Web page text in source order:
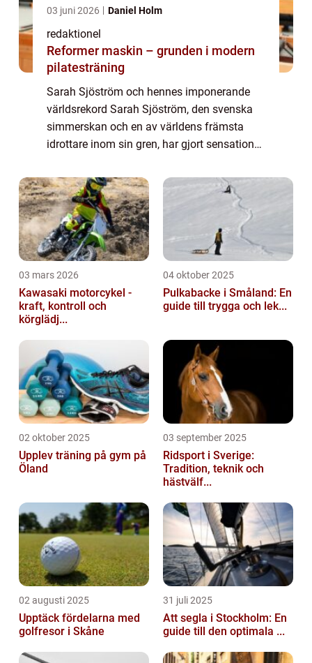
03 juni 2026 Daniel Holm
redaktionel
Reformer maskin – grunden i modern
pilatesträning
Sarah Sjöström och hennes imponerande
världsrekord Sarah Sjöström, den svenska
simmerskan och en av världens främsta
idrottare inom sin gren, har gjort sensation
cementerat hennes plats som en av de mest
...
03 mars 2026
Kawasaki motorcykel -
kraft, kontroll och
körglädj...
04 oktober 2025
Pulkabacke i Småland: En
guide till trygga och lek...
02 oktober 2025
Upplev träning på gym på
Öland
03 september 2025
Ridsport i Sverige:
Tradition, teknik och
hästvälf...
02 augusti 2025
Upptäck fördelarna med
golfresor i Skåne
31 juli 2025
Att segla i Stockholm: En
guide till den optimala ...